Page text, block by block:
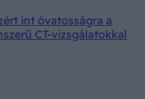
int óvatosságra a
CT-vizsgálatokkal